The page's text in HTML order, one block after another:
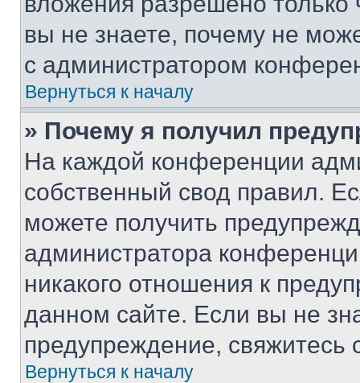
вы не знаете, почему не
с администратором
Вернуться к началу
» Почему я получил
На каждой конференции
собственный свод правил.
можете получить
администратора
никакого отношения к
данном сайте. Если вы не
предупреждение,
Вернуться к началу